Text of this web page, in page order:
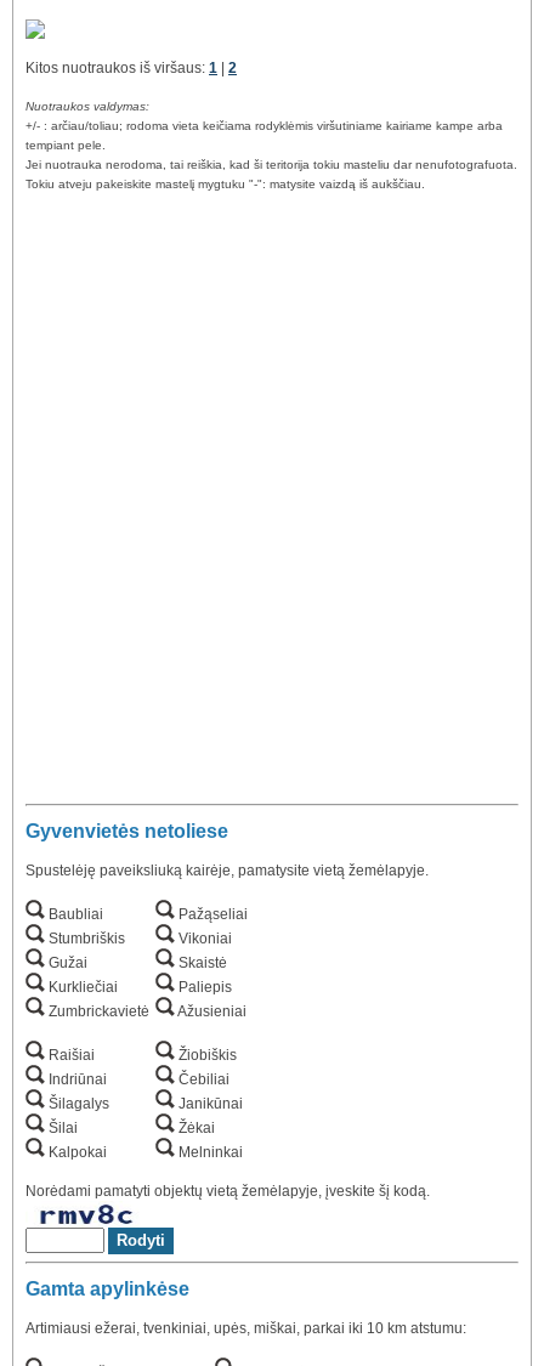
Kitos nuotraukos iš viršaus: 1 | 2
Nuotraukos valdymas:
+/- : arčiau/toliau; rodoma vieta keičiama rodyklėmis viršutiniame kairiame kampe arba
tempiant pele.
Jei nuotrauka nerodoma, tai reiškia, kad ši teritorija tokiu masteliu dar nenufotografuota.
Tokiu atveju pakeiskite mastelį mygtuku "-": matysite vaizdą iš aukščiau.
Gyvenvietės netoliese
Spustelėję paveiksliuką kairėje, pamatysite vietą žemėlapyje.
Baubliai
Stumbriškis
Gužai
Kurkliečiai
Zumbrickavietė
Raišiai
Indriūnai
Šilagalys
Šilai
Kalpokai
Pažąseliai
Vikoniai
Skaistė
Paliepis
Ažusieniai
Žiobiškis
Čebiliai
Janikūnai
Žėkai
Melninkai
Norėdami pamatyti objektų vietą žemėlapyje, įveskite šį kodą.
Gamta apylinkėse
Artimiausi ežerai, tvenkiniai, upės, miškai, parkai iki 10 km atstumu: